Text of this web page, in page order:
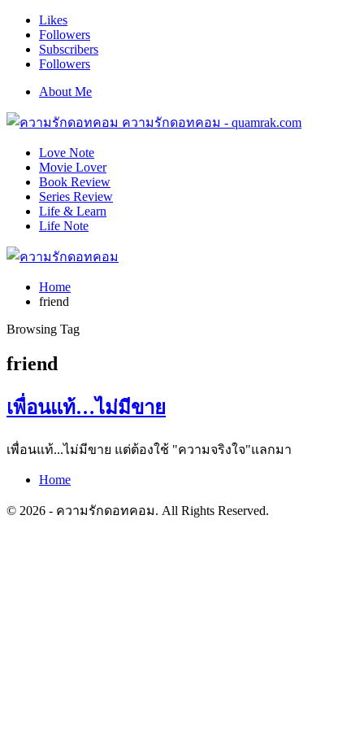
Likes
Followers
Subscribers
Followers
About Me
ความรักดอทคอม - quamrak.com
Love Note
Movie Lover
Book Review
Series Review
Life & Learn
Life Note
Home
friend
Browsing Tag
friend
เพื่อนแท้…ไม่มีขาย
เพื่อนแท้...ไม่มีขาย แต่ต้องใช้ "ความจริงใจ"แลกมา
Home
© 2026 - ความรักดอทคอม. All Rights Reserved.